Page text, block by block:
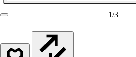
1/3